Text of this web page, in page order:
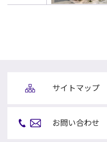
サイトマップ
お問い合わせ